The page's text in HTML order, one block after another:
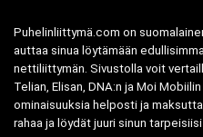
Puhelinliittymä.com on
auttaa sinua löytämään
nettiliittymän. Sivustolla voit
Telian, Elisan, DNA:n ja Moi
ominaisuuksia helposti ja
rahaa ja löydät juuri sinun